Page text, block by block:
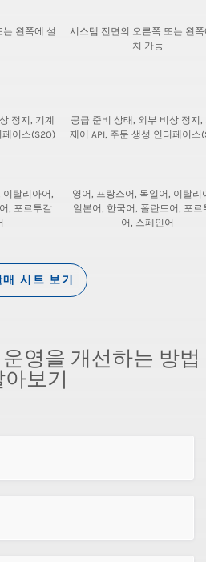
왼쪽에 설
시스템 전면의 오른쪽 또는 왼쪽
치 가능
정지, 기계
이스(S2O)
공급 준비 상태, 외부 비상 정지,
제어 API, 주문 생성 인터페이스
이탈리아어,
, 포르투갈
영어, 프랑스어, 독일어, 이탈리
일본어, 한국어, 폴란드어, 포르
어, 스페인어
매 시트 보기
영을 개선하는 방법
아보기